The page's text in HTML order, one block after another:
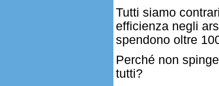
Tutti siamo
efficienza negli
spendono oltre
Perché non
tutti?